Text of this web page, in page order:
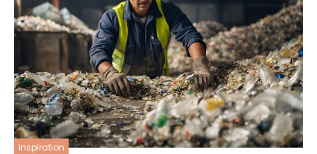
inspiration